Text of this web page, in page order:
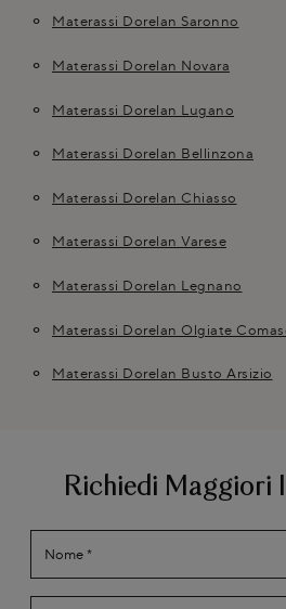
Materassi Dorelan Saronno
Materassi Dorelan Novara
Materassi Dorelan Lugano
Materassi Dorelan Bellinzona
Materassi Dorelan Chiasso
Materassi Dorelan Varese
Materassi Dorelan Legnano
Materassi Dorelan Olgiate
Materassi Dorelan Busto Arsizio
Richiedi Maggiori